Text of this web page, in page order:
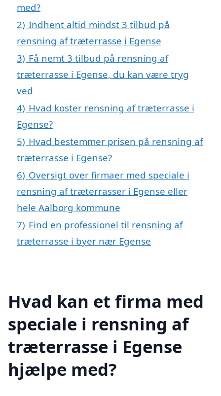
med?
2) Indhent altid mindst 3 tilbud på
rensning af træterrasse i Egense
3) Få nemt 3 tilbud på rensning af
træterrasse i Egense, du kan være tryg
ved
4) Hvad koster rensning af træterrasse i
Egense?
5) Hvad bestemmer prisen på rensning af
træterrasse i Egense?
6) Oversigt over firmaer med speciale i
rensning af træterrasser i Egense eller
hele Aalborg kommune
7) Find en professionel til rensning af
træterrasse i byer nær Egense
Hvad kan et firma med
speciale i rensning af
træterrasse i Egense
hjælpe med?